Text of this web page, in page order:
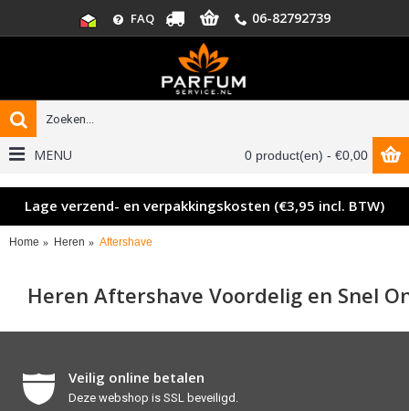
FAQ 06-82792739
0 product(en) - €0,00
MENU
Lage verzend- en verpakkingskosten (€3,95 incl. BTW)
Home Heren Aftershave
Heren Aftershave Voordelig en Snel
Veilig online betalen
Deze webshop is SSL beveiligd.